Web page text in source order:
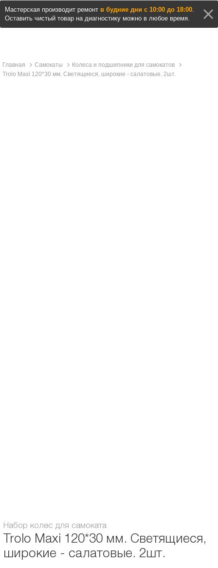
Мастерская производит ремонт в будние дни с 10:00 до 18:00.
Оставить чистый товар на диагностику можно в любое время.
Главная Самокаты
Колеса и подшипники для самокатов
Trolo Maxi 120*30 мм. Светящиеся, широкие - салатовые. 2шт.
Набор колес для самоката
Trolo Maxi 120*30 мм. Светящиеся,
широкие - салатовые. 2шт.